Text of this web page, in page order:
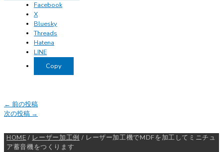
Facebook
X
Bluesky
Threads
Hatena
LINE
Copy
← 前の投稿
次の投稿 →
HOME / レーザー加工例 / レーザー加工機でMDFを加工してミニチュ
ア蓄音機をつくります